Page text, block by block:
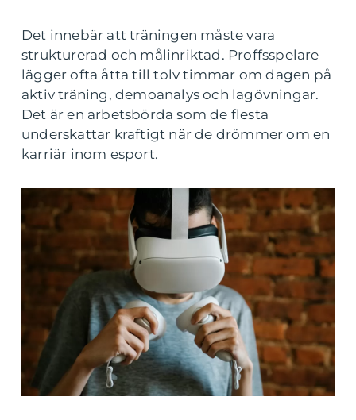
Det innebär att träningen måste vara
strukturerad och målinriktad. Proffsspelare
lägger ofta åtta till tolv timmar om dagen på
aktiv träning, demoanalys och lagövningar.
Det är en arbetsbörda som de flesta
underskattar kraftigt när de drömmer om en
karriär inom esport.